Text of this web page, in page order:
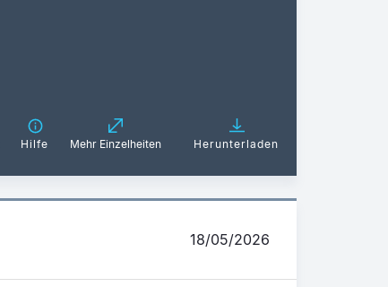
Hilfe Mehr Einzelheiten Herunterladen
18/05/2026